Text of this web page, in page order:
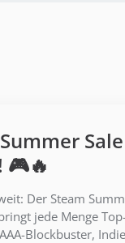
Der Steam
jede Menge
Blockbuster,